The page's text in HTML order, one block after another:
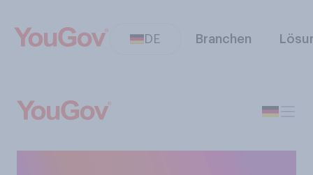
DE Branchen